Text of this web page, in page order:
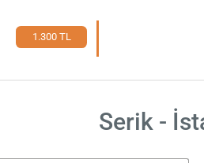
1.300 TL
Serik -